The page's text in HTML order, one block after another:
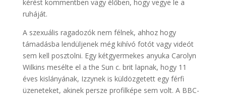
kérést kommentben vagy élőben, hogy vegye le a
ruháját.
A szexuális ragadozók nem félnek, ahhoz hogy
támadásba lendüljenek még kihívó fotót vagy videót
sem kell posztolni. Egy kétgyermekes anyuka Carolyn
Wilkins mesélte el a the Sun c. brit lapnak, hogy 11
éves kislányának, Izzynek is küldözgetett egy férfi
üzeneteket, akinek persze profilképe sem volt. A BBC-